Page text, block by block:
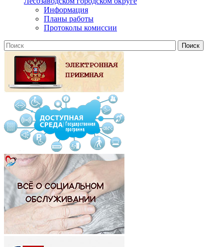
Информация
Планы работы
Протоколы комиссии